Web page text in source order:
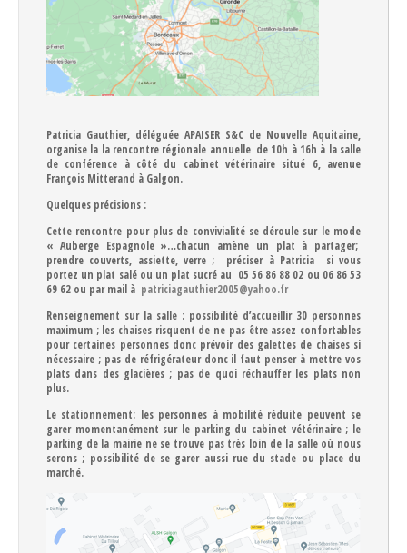
Patricia Gauthier, déléguée APAISER S&C de Nouvelle Aquitaine,
organise la la rencontre régionale annuelle de 10h à 16h à la salle
de conférence à côté du cabinet vétérinaire situé 6, avenue
François Mitterand à Galgon.
Quelques précisions :
Cette rencontre pour plus de convivialité se déroule sur le mode
« Auberge Espagnole »…chacun amène un plat à partager;
prendre couverts, assiette, verre ; préciser à Patricia si vous
portez un plat salé ou un plat sucré au 05 56 86 88 02 ou 06 86 53
69 62 ou par mail à patriciagauthier2005@yahoo.fr
Renseignement sur la salle : possibilité d’accueillir 30 personnes
maximum ; les chaises risquent de ne pas être assez confortables
pour certaines personnes donc prévoir des galettes de chaises si
nécessaire ; pas de réfrigérateur donc il faut penser à mettre vos
plats dans des glacières ; pas de quoi réchauffer les plats non
plus.
Le stationnement: les personnes à mobilité réduite peuvent se
garer momentanément sur le parking du cabinet vétérinaire ; le
parking de la mairie ne se trouve pas très loin de la salle où nous
serons ; possibilité de se garer aussi rue du stade ou place du
marché.